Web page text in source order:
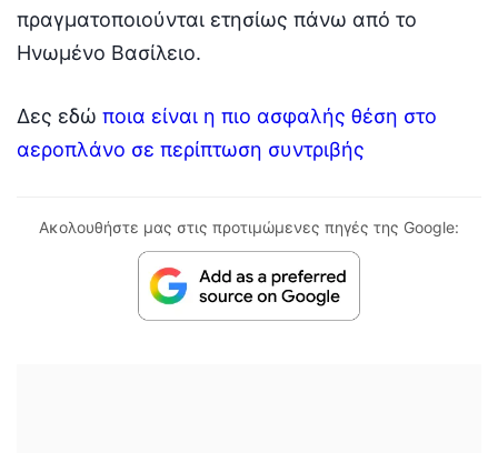
πραγματοποιούνται ετησίως πάνω από το
Ηνωμένο Βασίλειο.
Δες εδώ ποια είναι η πιο ασφαλής θέση στο
αεροπλάνο σε περίπτωση συντριβής
Ακολουθήστε μας στις προτιμώμενες πηγές της Google: